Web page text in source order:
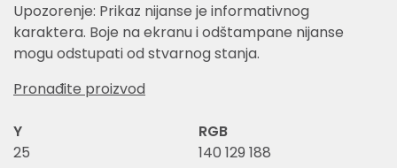
Upozorenje: Prikaz nijanse je informativnog
karaktera. Boje na ekranu i odštampane nijanse
mogu odstupati od stvarnog stanja.
Pronađite proizvod
Y
25
RGB
140 129 188